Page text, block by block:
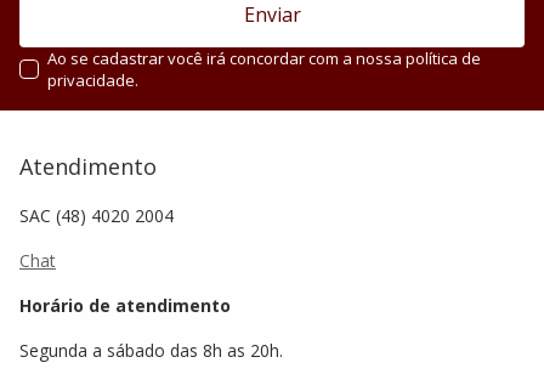
Enviar
Ao se cadastrar você irá concordar com a nossa política de
privacidade.
Atendimento
SAC (48) 4020 2004
Chat
Horário de atendimento
Segunda a sábado das 8h as 20h.